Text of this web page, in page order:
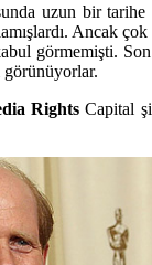
uzun bir
Ancak
görmemişti.
Rights Capital